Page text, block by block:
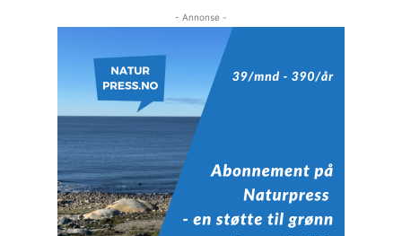
- Annonse -